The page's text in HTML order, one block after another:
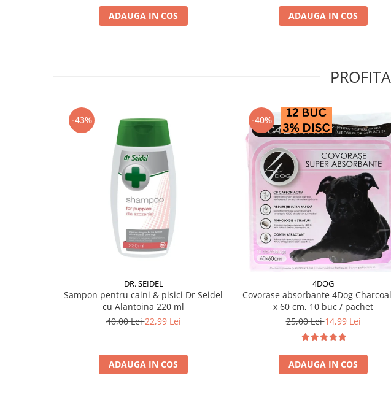
ADAUGA IN COS ADAUGA IN COS
-43%
DR. SEIDEL
Sampon pentru caini & pisici Dr Seidel
cu Alantoina 220 ml
40,00 Lei22,99 Lei
ADAUGA IN COS
-40%
4DOG
Covorase absorbante 4Dog
x 60 cm, 10 buc / pachet
25,00 Lei14,99 Lei
ADAUGA IN COS